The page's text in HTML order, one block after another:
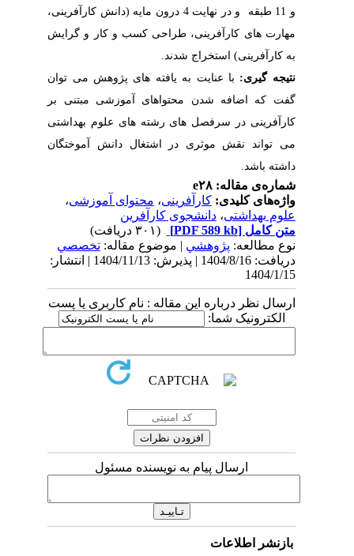
و 11 طبقه و در نهایت 4 درون مایه (دانش کارآفرینی،
مهارت های کارآفرینی، طراحی کسب و کار و گرایش
به کارآفرینی) استخراج شدند.
نتیجه گیری: با عنایت به یافته­ های پژوهش می­ توان
گفت که اضافه شدن محتواهای آموزشی مبتنی ­بر
کارآفرینی در سرفصل های رشته های علوم بهداشتی
می­ تواند نقش موثری در اشتغال دانش ­آموختگان
داشته باشد.
شماره‌ی مقاله: e۲۸
واژه‌های کلیدی:کارآفرینی،محتوای آموزشی،
علوم بهداشتی،دانشجوی کارآفرین
متن کامل[PDF 589 kb]
نوع مطالعه:پژوهشي| موضوع مقاله:تخصصي
دریافت: 1404/8/16 | پذیرش: 1404/11/13 | انتشار:
1404/1/15
ارسال نظر درباره این مقاله : نام کاربری یا پست
الکترونیک شما:
ارسال پیام به نویسنده مسئول
بازنشر اطلاعات